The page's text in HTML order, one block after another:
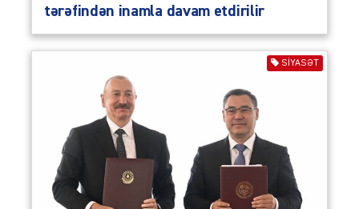
tərəfindən inamla davam etdirilir
SIYASƏT